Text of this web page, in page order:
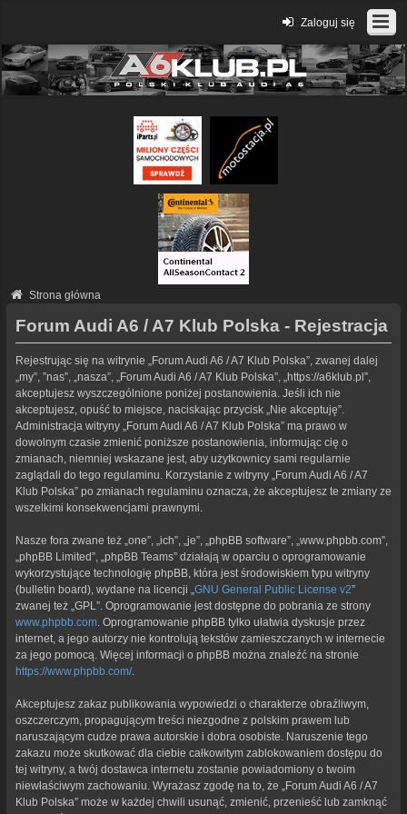
Zaloguj się
Strona główna
Forum Audi A6 / A7 Klub Polska - Rejestracja
Rejestrując się na witrynie „Forum Audi A6 / A7 Klub Polska”, zwanej dalej
„my”, ”nas”, „nasza”, „Forum Audi A6 / A7 Klub Polska”, „https://a6klub.pl”,
akceptujesz wyszczególnione poniżej postanowienia. Jeśli ich nie
akceptujesz, opuść to miejsce, naciskając przycisk „Nie akceptuję”.
Administracja witryny „Forum Audi A6 / A7 Klub Polska” ma prawo w
dowolnym czasie zmienić poniższe postanowienia, informując cię o
zmianach, niemniej wskazane jest, aby użytkownicy sami regularnie
zaglądali do tego regulaminu. Korzystanie z witryny „Forum Audi A6 / A7
Klub Polska” po zmianach regulaminu oznacza, że akceptujesz te zmiany ze
wszelkimi konsekwencjami prawnymi.
Nasze fora zwane też „one”, „ich”, „je”, „phpBB software”, „www.phpbb.com”,
„phpBB Limited”, „phpBB Teams” działają w oparciu o oprogramowanie
wykorzystujące technologię phpBB, która jest środowiskiem typu witryny
(bulletin board), wydane na licencji „ GNU General Public License v2”
zwanej też „GPL”. Oprogramowanie jest dostępne do pobrania ze strony
www.phpbb.com . Oprogramowanie phpBB tylko ułatwia dyskusje przez
internet, a jego autorzy nie kontrolują tekstów zamieszczanych w internecie
za jego pomocą. Więcej informacji o phpBB można znaleźć na stronie
https://www.phpbb.com/.
Akceptujesz zakaz publikowania wypowiedzi o charakterze obraźliwym,
oszczerczym, propagującym treści niezgodne z polskim prawem lub
naruszającym cudze prawa autorskie i dobra osobiste. Naruszenie tego
zakazu może skutkować dla ciebie całkowitym zablokowaniem dostępu do
tej witryny, a twój dostawca internetu zostanie powiadomiony o twoim
niewłaściwym zachowaniu. Wyrażasz zgodę na to, że „Forum Audi A6 / A7
Klub Polska” może w każdej chwili usunąć, zmienić, przenieść lub zamknąć